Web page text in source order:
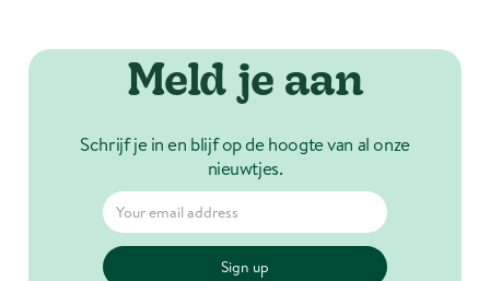
Meld je aan
Schrijf je in en blijf op de hoogte van al onze
nieuwtjes.